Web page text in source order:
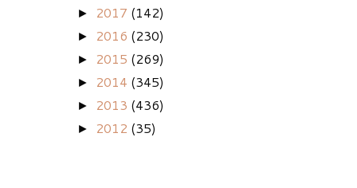
► 2017 (142)
► 2016 (230)
► 2015 (269)
► 2014 (345)
► 2013 (436)
► 2012 (35)